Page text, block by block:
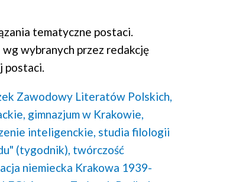
tematyczne postaci.
wybranych przez redakcję
postaci.
Zawodowy Literatów Polskich,
gimnazjum w Krakowie,
inteligenckie, studia filologii
(tygodnik), twórczość
niemiecka Krakowa 1939-